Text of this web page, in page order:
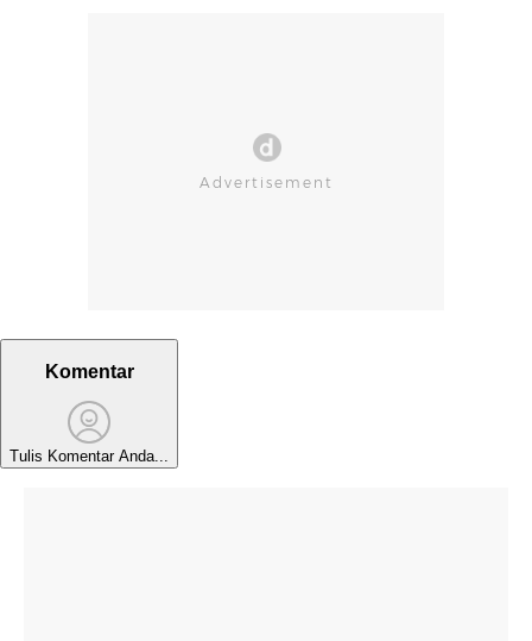
Komentar
Tulis Komentar Anda...